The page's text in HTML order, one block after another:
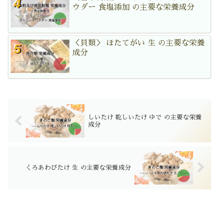
ウダー 食塩添加 の主要な栄養成分
＜貝類＞ ほたてがい 生 の主要な栄養
成分
しいたけ 乾しいたけ ゆで の主要な栄養
成分
くろあわびたけ 生 の主要な栄養成分